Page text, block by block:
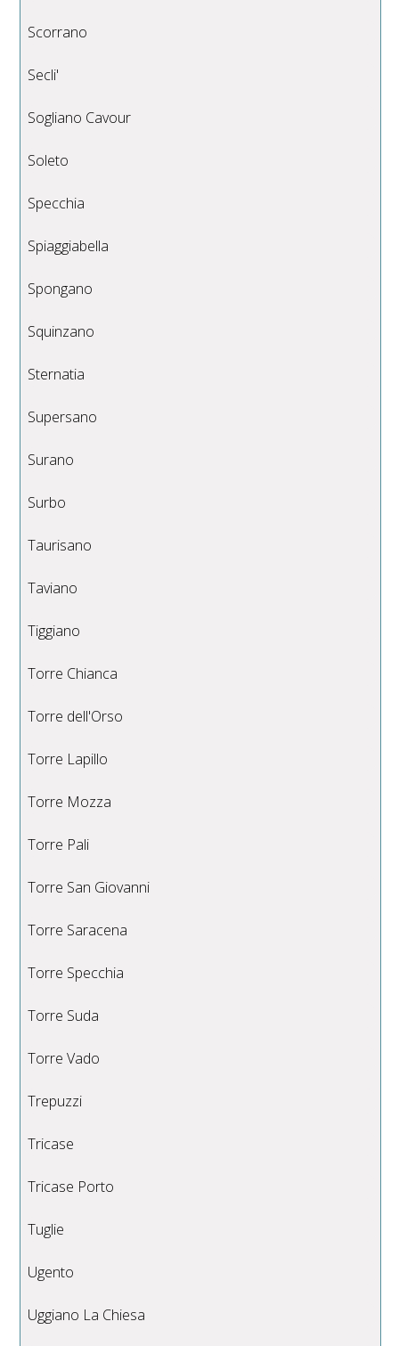
Scorrano
Secli'
Sogliano Cavour
Soleto
Specchia
Spiaggiabella
Spongano
Squinzano
Sternatia
Supersano
Surano
Surbo
Taurisano
Taviano
Tiggiano
Torre Chianca
Torre dell'Orso
Torre Lapillo
Torre Mozza
Torre Pali
Torre San Giovanni
Torre Saracena
Torre Specchia
Torre Suda
Torre Vado
Trepuzzi
Tricase
Tricase Porto
Tuglie
Ugento
Uggiano La Chiesa